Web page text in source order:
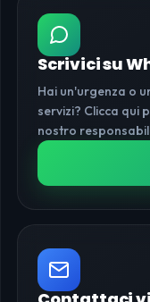
Scrivici su
Hai un'urgenza o
servizi? Clicca qui
nostro